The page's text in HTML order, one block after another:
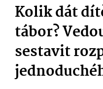
Kolik dát
tábor?
sestavit